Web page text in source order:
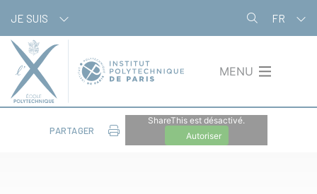
au
contenu
principal
JE SUIS FR
MENU
PARTAGER
ShareThis est désactivé.
Autoriser